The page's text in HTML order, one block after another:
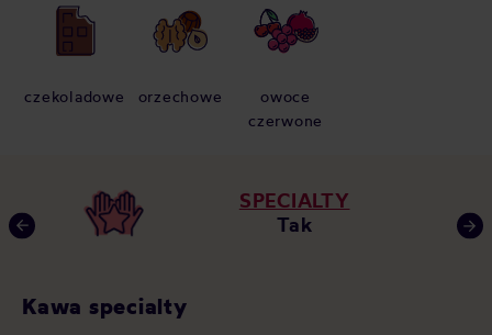
czekoladowe orzechowe
owoce
czerwone
SPECIALTY
Tak
Kawa specialty